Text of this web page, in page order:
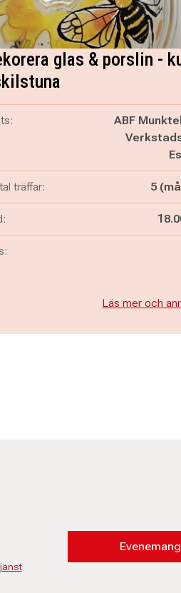
glas & porslin -
ABF
träffar: 5
Läs mer och